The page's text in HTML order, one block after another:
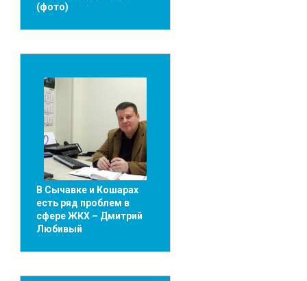
(фото)
В Сычавке и Кошарах
есть ряд проблем в
сфере ЖКХ – Дмитрий
Любивый